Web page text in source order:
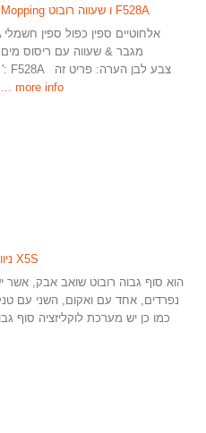
& שעווה ריסוס פונקציות, אלחוטי Mopping ו שעווה רובוט F528A
מגבר & שעווה עם ריסוס מים
... more info
WiFi ו - GPS ניווט רובוט שואב אבק X5S
נפרדים, אחד עם ואקום, השני עם